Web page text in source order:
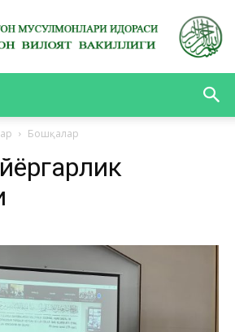
ВИЛОЯТ
ВАКИЛЛИГИ
Бошқалар